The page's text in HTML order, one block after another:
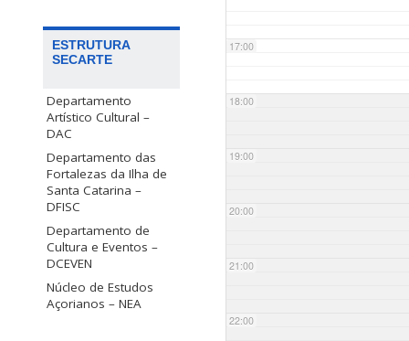
ESTRUTURA
SECARTE
Departamento
Artístico Cultural –
DAC
Departamento das
Fortalezas da Ilha de
Santa Catarina –
DFISC
Departamento de
Cultura e Eventos –
DCEVEN
Núcleo de Estudos
Açorianos – NEA
17:00
18:00
19:00
20:00
21:00
22:00